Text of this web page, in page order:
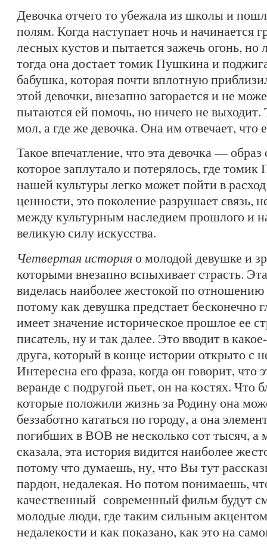
Девочка отчего то убежала из школы и
полям. Когда наступает ночь и начинается
лесных кустов и пытается зажечь огонь, но
тогда она достает томик Пушкина и
бабушка, которая почти вплотную
этой девочки, внезапно загорается и не
пытаются ей помочь, но ничего не
мол, а где же девочка. Она им отвечает,
Такое впечатление, что эта девочка —
которое заплутало и потерялось, где
нашей культуры легко может пойти в
ценности, это поколение разрушает связь,
между культурным наследием прошлого и
великую силу искусства.
Четвертая историяо молодой девушке и
которыми внезапно вспыхивает страсть.
виделась наиболее жестокой по
потому как девушка предстает бесконечно
имеет значение историческое прошлое ее
писатель, ну и так далее. Это вводит в
друга, который в конце истории открыто с
Интересна его фраза, когда он говорит, что
веранде с подругой пьет, он на костях. Что
которые положили жизнь за Родину она
беззаботно кататься по городу, а она
погибших в ВОВ не несколько сот тысяч,
сказала, эта история видится наиболее
потому что думаешь, ну, что Вы тут
пардон, недалекая. Но потом понимаешь,
качественный современный фильм будут
молодые люди, где таким сильным
недалекости и как показано, как это на